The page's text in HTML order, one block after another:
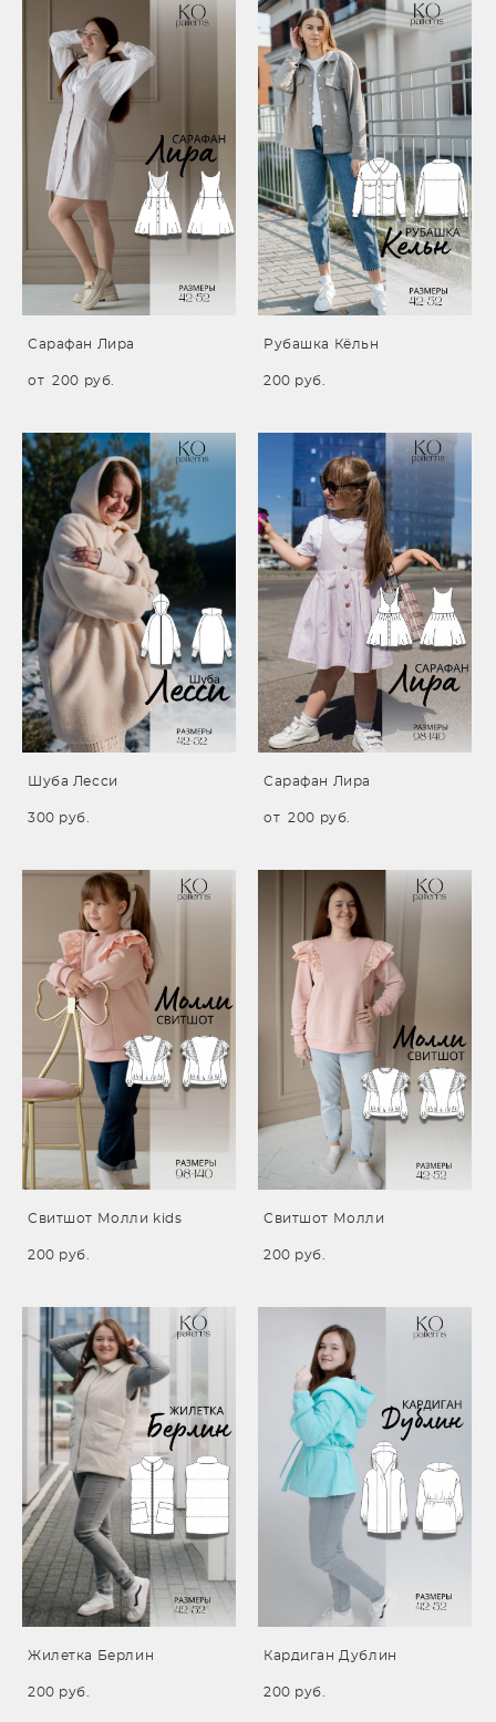
Сарафан Лира
от 200 pуб.
Рубашка Кёльн
200 pуб.
Шуба Лесси
300 pуб.
Сарафан Лира
от 200 pуб.
Свитшот Молли kids
200 pуб.
Свитшот Молли
200 pуб.
Жилетка Берлин
200 pуб.
Кардиган Дублин
200 pуб.